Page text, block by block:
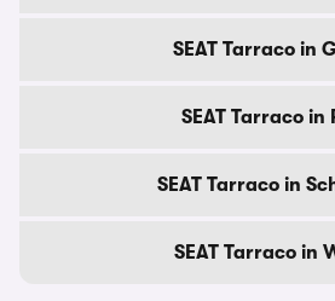
SEAT Tarraco in
SEAT Tarraco in
SEAT Tarraco in
SEAT Tarraco in